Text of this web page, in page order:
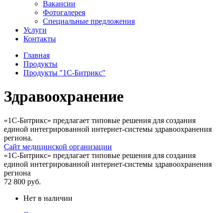
Вакансии
Фотогалерея
Специальные предложения
Услуги
Контакты
Главная
Продукты
Продукты "1С-Битрикс"
Здравоохранение
«1С-Битрикс» предлагает типовые решения для создания
единой интегрированной интернет-системы здравоохранения
региона.
Сайт медицинской организации
«1С-Битрикс» предлагает типовые решения для создания
единой интегрированной интернет-системы здравоохранения
региона
72 800 руб.
Нет в наличии